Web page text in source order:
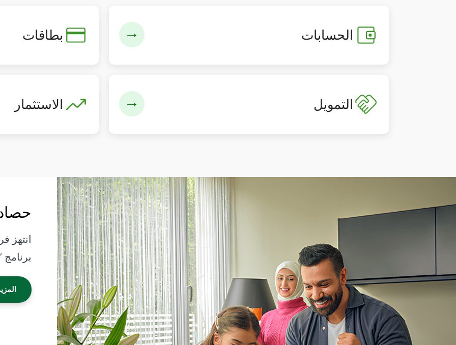
الحسابات → بطاقات
التمويل → الاستثمار
انتهز